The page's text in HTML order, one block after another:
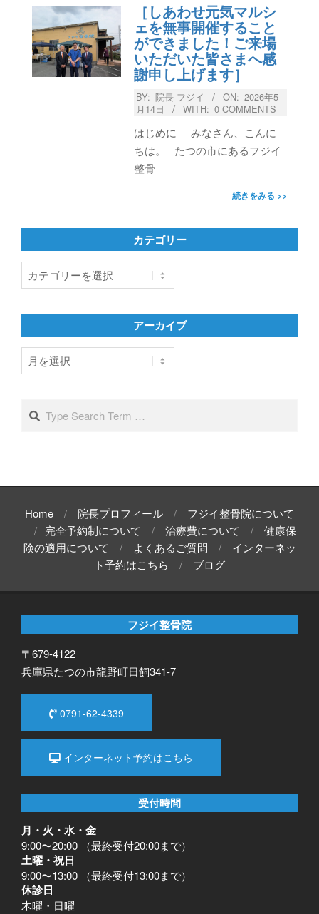
［しあわせ元気マルシ
ェを無事開催すること
ができました！ご来場
いただいた皆さまへ感
謝申し上げます］
BY: 院長 フジイ ON: 2026年5
月14日
WITH: 0 COMMENTS
はじめに みなさん、こんに
ちは。 たつの市にあるフジイ
整骨
続きをみる >>
カテゴリー
テ
リ
アーカイブ
ア
ー
ブ
Home 院長プロフィール
フジイ整骨院について
完全予約制について
治療費について
健康保
険の適用について
よくあるご質問
インターネッ
ト予約はこちら
ブログ
フジイ整骨院
〒679-4122
兵庫県たつの市龍野町日飼341-7
0791-62-4339
インターネット予約はこちら
受付時間
月・火・水・金
9:00〜20:00 （最終受付20:00まで）
土曜・祝日
9:00〜13:00 （最終受付13:00まで）
休診日
木曜・日曜